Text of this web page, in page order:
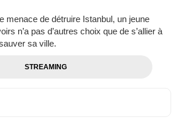
menace de détruire Istanbul, un jeune
n’a pas d’autres choix que de s’allier à
sa ville.
STREAMING